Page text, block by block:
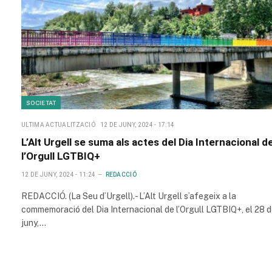
SOCIETAT
ULTIMA ACTUALITZACIÓ 12 DE JUNY, 2024 - 17:14
L’Alt Urgell se suma als actes del Dia Internacional
l’Orgull LGTBIQ+
12 DE JUNY, 2024 - 11:24 REDACCIÓ
REDACCIÓ. (La Seu d’Urgell).- L’Alt Urgell s’afegeix a la
commemoració del Dia Internacional de l’Orgull LGTBIQ+, el 28
juny,…